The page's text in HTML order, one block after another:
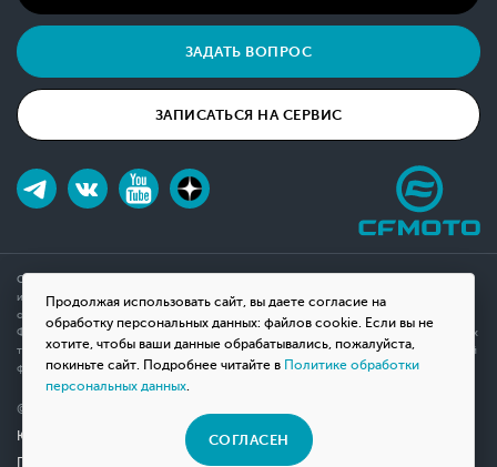
Продолжая использовать сайт, вы даете согласие на
обработку персональных данных: файлов cookie. Если вы не
хотите, чтобы ваши данные обрабатывались, пожалуйста,
покиньте сайт. Подробнее читайте в Политике обработки
персональных данных.
СОГЛАСЕН
ЗАДАТЬ ВОПРОС
ЗАПИСАТЬСЯ НА СЕРВИС
Обращаем ваше внимание на то, что данный интернет-сайт носит исключительно
информационный характер и ни при каких условиях не является публичной офертой,
определяемой положениями Статьи 437(2) Гражданского кодекса Российской
Федерации. Для получения подробной информации о наличии и стоимости указанных
товаров, пожалуйста, обращайтесь к менеджерам компании с помощью специальной
формы связи на сайте или по телефону.
© 2026 Мотосалон «ВНЕ ДОРОГ»
Юридическая информация
Политика конфиденциальности